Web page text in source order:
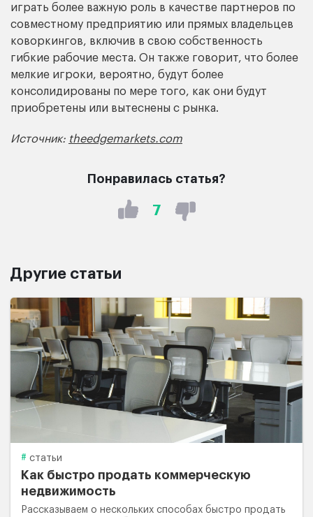
играть более важную роль в качестве партнеров по
совместному предприятию или прямых владельцев
коворкингов, включив в свою собственность
гибкие рабочие места. Он также говорит, что более
мелкие игроки, вероятно, будут более
консолидированы по мере того, как они будут
приобретены или вытеснены с рынка.
Источник: theedgemarkets.com
Понравилась статья?
7
Другие статьи
статьи
Как быстро продать коммерческую
недвижимость
Рассказываем о нескольких способах быстро продать